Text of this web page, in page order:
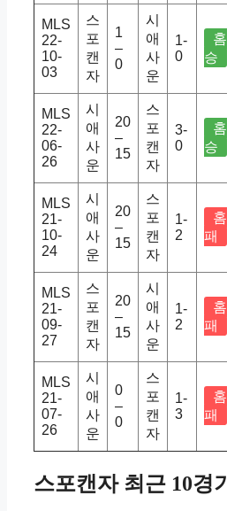
MLS
22-
10-
03
스
포
캔
자
1
–
0
시
애
사
운
1-
0
홈
승
MLS
22-
06-
26
시
애
사
운
20
–
15
스
포
캔
자
3-
0
홈
승
MLS
21-
10-
24
시
애
사
운
20
–
15
스
포
캔
자
1-
2
홈
패
MLS
21-
09-
27
스
포
캔
자
20
–
15
시
애
사
운
1-
2
홈
패
MLS
21-
07-
26
시
애
사
운
0
–
0
스
포
캔
자
1-
3
홈
패
스포캔자 최근 10경기